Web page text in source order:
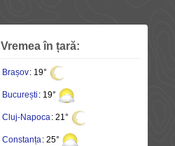
Vremea în țară:
Brașov: 19°
București : 19°
Cluj-Napoca: 21°
Constanța: 25°